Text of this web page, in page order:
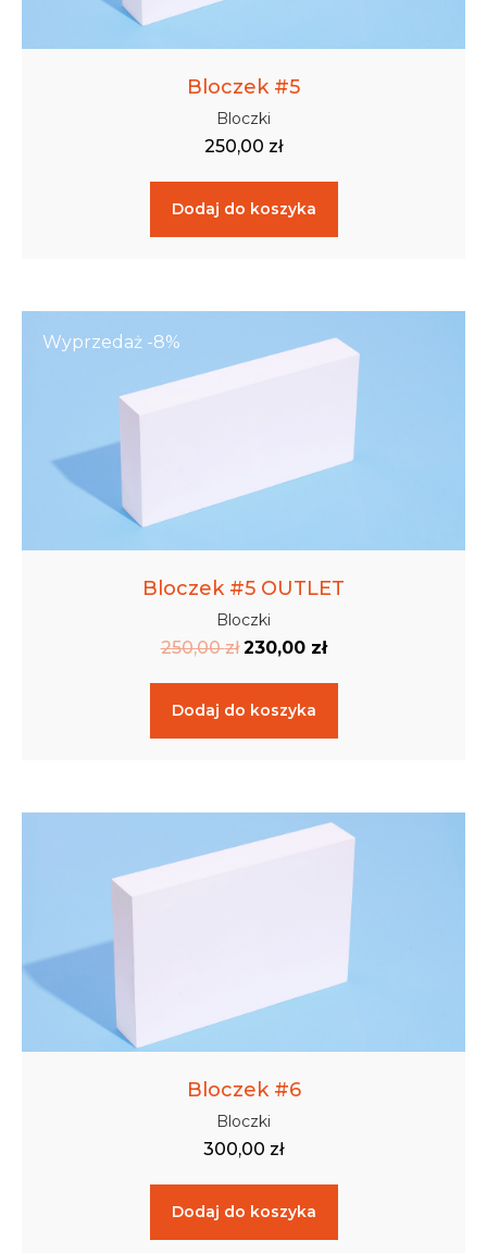
Bloczek #5
Bloczki
250,00 zł
Dodaj do koszyka
Wyprzedaż -8%
Bloczek #5 OUTLET
Bloczki
250,00zł 230,00 zł
Dodaj do koszyka
Bloczek #6
Bloczki
300,00 zł
Dodaj do koszyka